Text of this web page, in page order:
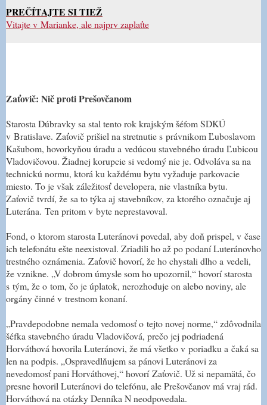
PREČÍTAJTE SI TIEŽ
Vitajte v Marianke, ale najprv zaplaťte
Zaťovič: Nič proti Prešovčanom
Starosta Dúbravky sa stal tento rok krajským šéfom SDKÚ
v Bratislave. Zaťovič prišiel na stretnutie s právnikom Ľuboslavom
Kašubom, hovorkyňou úradu a vedúcou stavebného úradu Ľubicou
Vladovičovou. Žiadnej korupcie si vedomý nie je. Odvoláva sa na
technickú normu, ktorá ku každému bytu vyžaduje parkovacie
miesto. To je však záležitosť developera, nie vlastníka bytu.
Zaťovič tvrdí, že sa to týka aj stavebníkov, za ktorého označuje aj
Luterána. Ten pritom v byte neprestavoval.
Fond, o ktorom starosta Luteránovi povedal, aby doň prispel, v čase
ich telefonátu ešte neexistoval. Zriadili ho až po podaní Luteránovho
trestného oznámenia. Zaťovič hovorí, že ho chystali dlho a vedeli,
že vznikne. „V dobrom úmysle som ho upozornil,“ hovorí starosta
s tým, že o tom, čo je úplatok, nerozhoduje on alebo noviny, ale
orgány činné v trestnom konaní.
„Pravdepodobne nemala vedomosť o tejto novej norme,“ zdôvodnila
šéfka stavebného úradu Vladovičová, prečo jej podriadená
Horváthová hovorila Luteránovi, že má všetko v poriadku a čaká sa
len na podpis. „Ospravedlňujem sa pánovi Luteránovi za
nevedomosť pani Horváthovej,“ hovorí Zaťovič. Už si nepamätá, čo
presne hovoril Luteránovi do telefónu, ale Prešovčanov má vraj rád.
Horváthová na otázky Denníka N neodpovedala.